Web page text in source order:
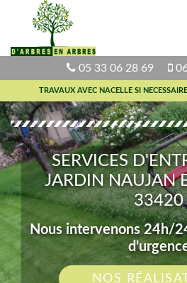
05 33 06 28 69
TRAVAUX AVEC NACELLE SI
SERVICES
JARDIN NAUJAN
33420
Nous intervenons 24h/
NOS